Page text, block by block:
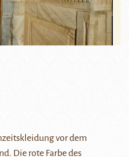
vor dem
Die rote Farbe des